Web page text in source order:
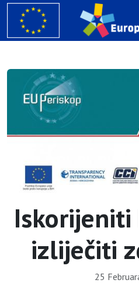
Iskorijeniti
izliječiti
25